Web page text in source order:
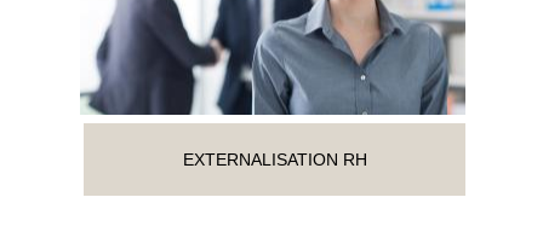
EXTERNALISATION RH